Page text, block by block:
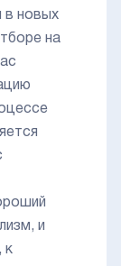
в новых
на
и
к